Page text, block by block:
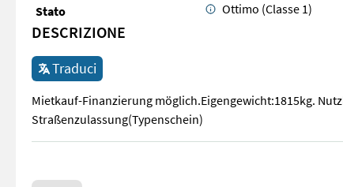
Stato
Ottimo (Classe 1)
DESCRIZIONE
Traduci
Mietkauf-Finanzierung möglich.Eigengewicht:1815kg.
Straßenzulassung(Typenschein)
Mietkauf-Finanzierung möglich.Eigengewicht:1815kg.